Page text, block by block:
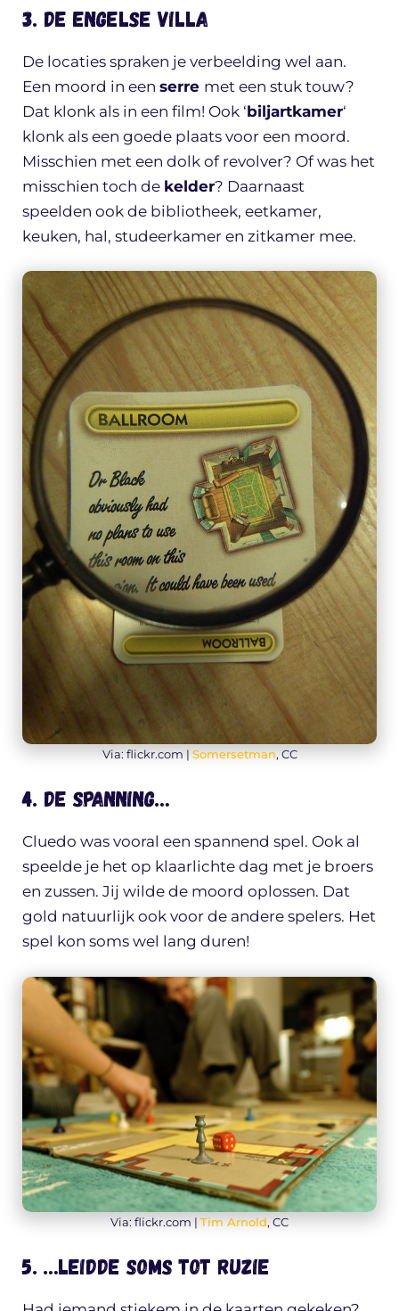
3. De Engelse villa
De locaties spraken je verbeelding wel aan.
Een moord in een serre met een stuk touw?
Dat klonk als in een film! Ook ‘biljartkamer‘
klonk als een goede plaats voor een moord.
Misschien met een dolk of revolver? Of was het
misschien toch de kelder? Daarnaast
speelden ook de bibliotheek, eetkamer,
keuken, hal, studeerkamer en zitkamer mee.
Via: flickr.com | Somersetman, CC
4. De spanning…
Cluedo was vooral een spannend spel. Ook al
speelde je het op klaarlichte dag met je broers
en zussen. Jij wilde de moord oplossen. Dat
gold natuurlijk ook voor de andere spelers. Het
spel kon soms wel lang duren!
Via: flickr.com | Tim Arnold, CC
5. …leidde soms tot ruzie